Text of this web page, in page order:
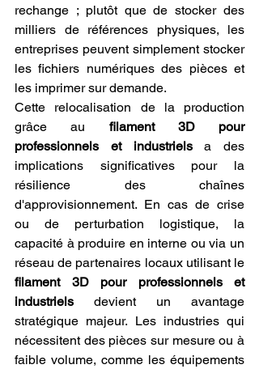
rechange ; plutôt que de stocker des
milliers de références physiques, les
entreprises peuvent simplement stocker
les fichiers numériques des pièces et
les imprimer sur demande.
Cette relocalisation de la production
grâce au filament 3D pour
professionnels et industriels a des
implications significatives pour la
résilience des chaînes
d'approvisionnement. En cas de crise
ou de perturbation logistique, la
capacité à produire en interne ou via un
filament 3D pour professionnels et
industriels devient un avantage
stratégique majeur. Les industries qui
nécessitent des pièces sur mesure ou à
faible volume, comme les équipements